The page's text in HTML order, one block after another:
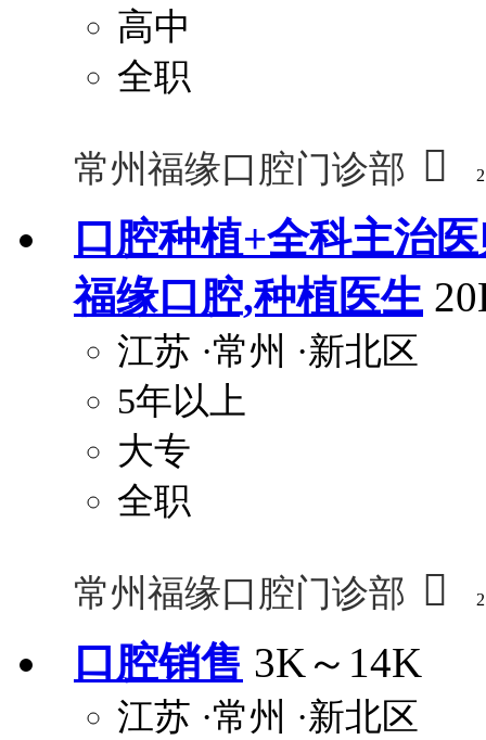
高中
全职
常州福缘口腔门诊部 
口腔种植+全科主治
福缘口腔,种植医生
江苏 ·常州 ·新北区
5年以上
大专
全职
常州福缘口腔门诊部 
口腔销售 3K～14K
江苏 ·常州 ·新北区